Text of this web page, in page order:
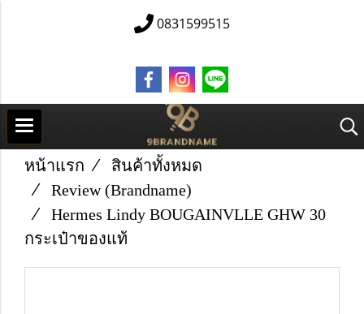
0831599515
หน้าแรก
สินค้าทั้งหมด
Review (Brandname)
Hermes Lindy BOUGAINVLLE GHW 30
กระเป๋าของแท้